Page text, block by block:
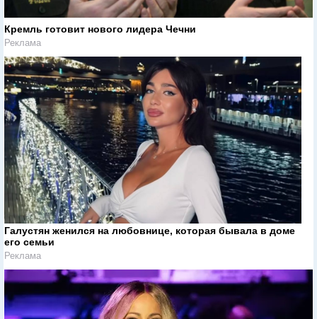
Кремль готовит нового лидера Чечни
Реклама
Галустян женился на любовнице, которая бывала в доме
его семьи
Реклама